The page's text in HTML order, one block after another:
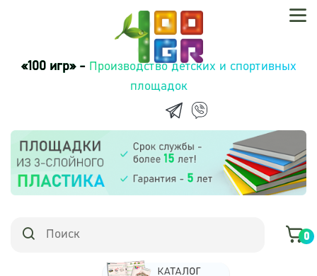
«100 игр» -Производство детских и спортивных
площадок
0